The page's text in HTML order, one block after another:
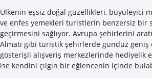
Ülkenin eşsiz doğal güzellikleri, büyüleyici
ve enfes yemekleri turistlerin benzersiz bir
geçirmesini sağlıyor. Avrupa şehirlerini
Almatı gibi turistik şehirlerde gündüz
gösterişli alışveriş merkezlerinde hediyelik
ise kendini çılgın bir eğlencenin içinde